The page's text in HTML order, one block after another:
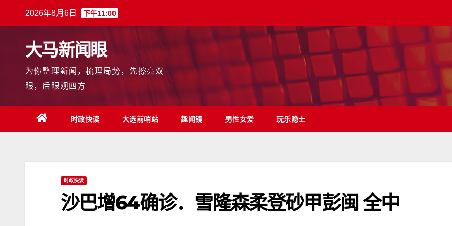
2026年8月6日 下午11:00
大马新闻眼
为你整理新闻，梳理局势，先擦亮双
眼，后眼观四方
时政快读 大选前哨站 趣闻镜 男性女爱 玩乐隐士
时政快读
沙巴增64确诊．雪隆森柔登砂甲彭闽 全中